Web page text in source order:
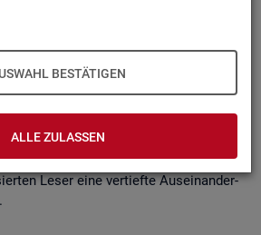
BESTÄTIGEN
ALLE ZULASSEN
ent­steht ein klei­nes Nach­schla­ge­
und Fra­ge­stel­lun­gen der Ar­beits­
Dabei wer­den diese Be­
und immer auch mit wei­ter­füh­
ver­bun­den, die der in­ter­es­sier­ten
Leser eine ver­tief­te Aus­ein­an­der­